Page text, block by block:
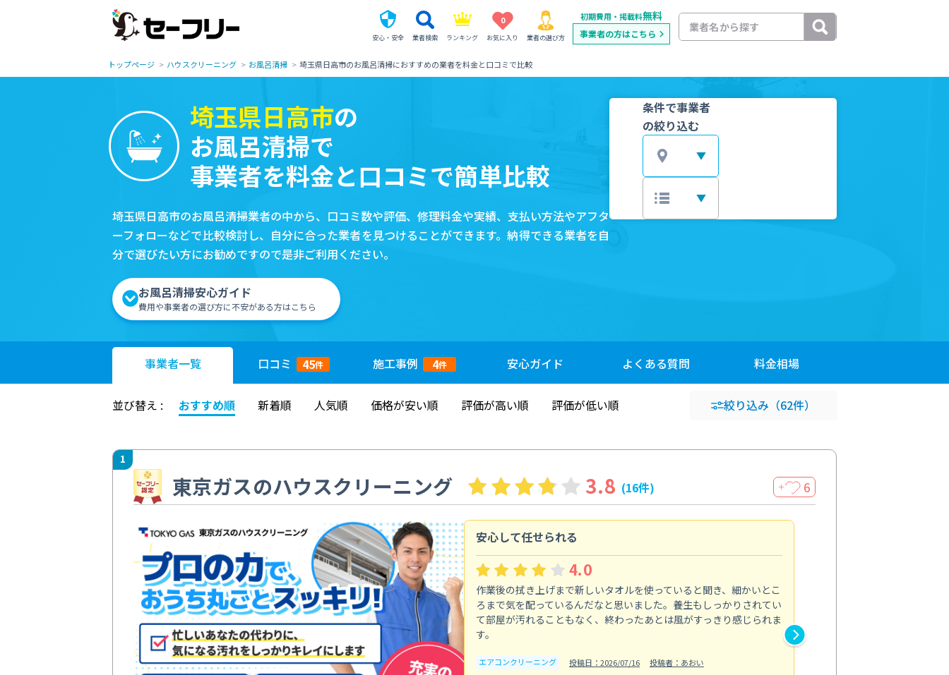
安心・安全 業者検索 ランキング
0
お気に入り 業者の選び方
初期費用・掲載料無料
事業者の方はこちら
トップページ ハウスクリーニング お風呂清掃 埼玉県日高市のお風呂清掃におすすめの業者を料金と口コミで比較
埼玉県日高市の
お風呂清掃で
事業者を料金と口コミで簡単比較
埼玉県日高市のお風呂清掃業者の中から、口コミ数や評価、修理料金や実績、支払い方法やアフタ
ーフォローなどで比較検討し、自分に合った業者を見つけることができます。納得できる業者を自
分で選びたい方にお勧めですので是非ご利用ください。
お風呂清掃安心ガイド
費用や事業者の選び方に不安がある方はこちら
条件で事業者
の絞り込む
事業者一覧 口コミ 45件 施工事例 4件 安心ガイド よくある質問 料金相場
並び替え : おすすめ順 新着順 人気順 価格が安い順 評価が高い順 評価が低い順 絞り込み （62件）
1
東京ガスのハウスクリーニング 3.8 (16件) ＋ 6
安心して任せられる
4.0
作業後の拭き上げまで新しいタオルを使っていると聞き、細かいとこ
ろまで気を配っているんだなと思いました。養生もしっかりされてい
て部屋が汚れることもなく、終わったあとは風がすっきり感じられま
す。
エアコンクリーニング 投稿日：2026/07/16 投稿者：あおい